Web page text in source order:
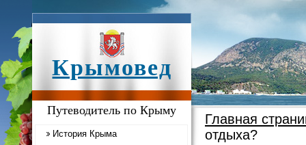
Крымовед
Путеводитель по Крыму
История Крыма
Главная
отдыха?